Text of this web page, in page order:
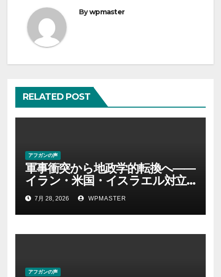
ゲ
ー
シ
ン
Bywpmaster
RELATED POST
アフガンの声
軍事衝突から地政学的転換へ――
イラン・米国・イスラエル対立
後の中東 権力、抵抗、世界秩序
を問い直す-第２部
7月 28, 2026 WPMASTER
アフガンの声